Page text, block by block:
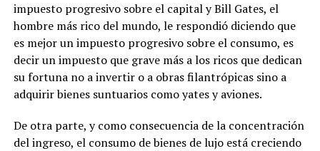
impuesto progresivo sobre el capital y Bill Gates, el
hombre más rico del mundo, le respondió diciendo que
es mejor un impuesto progresivo sobre el consumo, es
decir un impuesto que grave más a los ricos que dedican
su fortuna no a invertir o a obras filantrópicas sino a
adquirir bienes suntuarios como yates y aviones.
De otra parte, y como consecuencia de la concentración
del ingreso, el consumo de bienes de lujo está creciendo